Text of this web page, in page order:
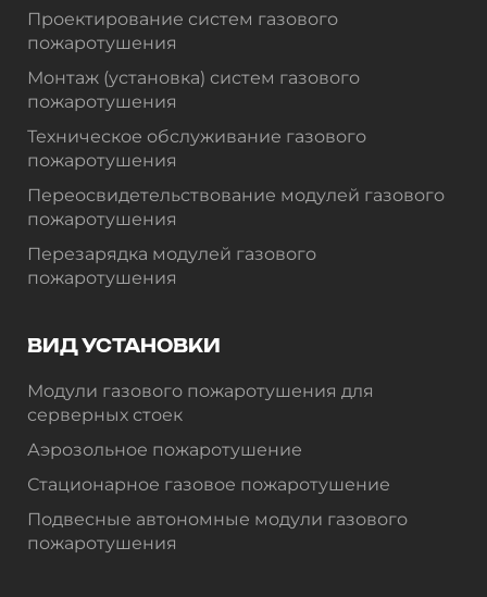
Проектирование систем газового
пожаротушения
Монтаж (установка) систем газового
пожаротушения
Техническое обслуживание газового
пожаротушения
Переосвидетельствование модулей газового
пожаротушения
Перезарядка модулей газового
пожаротушения
ВИД УСТАНОВКИ
Модули газового пожаротушения для
серверных стоек
Аэрозольное пожаротушение
Стационарное газовое пожаротушение
Подвесные автономные модули газового
пожаротушения